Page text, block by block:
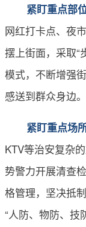
紧盯重点部位
网红打卡点、夜
摆上街面，采取“
模式，不断增强
感送到群众身边。
紧盯重点场所
KTV等治安复杂
势警力开展清查
格管理，坚决抵
“人防、物防、技